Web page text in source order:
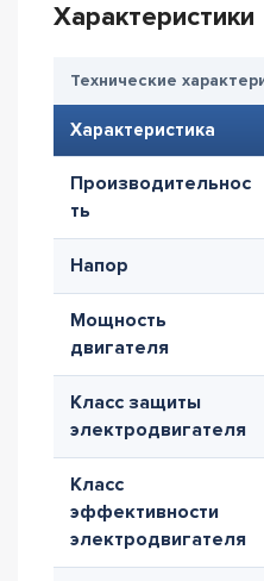
Характеристики
Технические
Характеристика
Производительнос
ть
Напор
Мощность
двигателя
Класс защиты
электродвигателя
Класс
эффективности
электродвигателя